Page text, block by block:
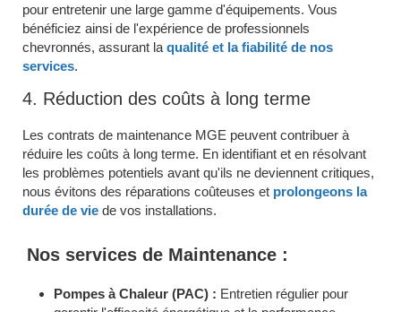
pour entretenir une large gamme d'équipements. Vous
bénéficiez ainsi de l'expérience de professionnels
chevronnés, assurant la qualité et la fiabilité de nos
services.
4. Réduction des coûts à long terme
Les contrats de maintenance MGE peuvent contribuer à
réduire les coûts à long terme. En identifiant et en résolvant
les problèmes potentiels avant qu'ils ne deviennent critiques,
nous évitons des réparations coûteuses et prolongeons la
durée de vie de vos installations.
Nos services de Maintenance :
Pompes à Chaleur (PAC) : Entretien régulier pour